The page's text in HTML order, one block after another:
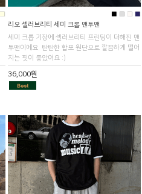
리오 셀러브리티 세미 크롭 맨투맨
세미 크롭 기장에 셀러브리티 프린팅이 더해진 맨
투맨이에요. 탄탄한 합포 원단으로 깔끔하게 떨어
지는 핏이 좋았어요 :)
36,000원